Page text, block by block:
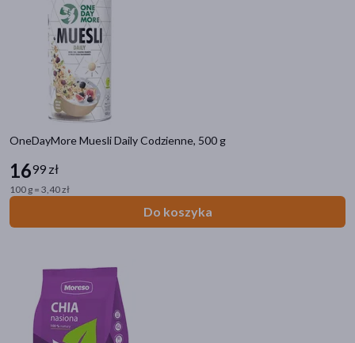
OneDayMore Muesli Daily Codzienne, 500 g
1699 zł
100 g = 3,40 zł
Do koszyka